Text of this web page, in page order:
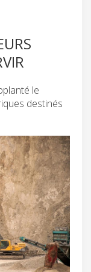
le
destinés